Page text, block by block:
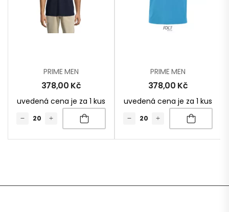
PRIME MEN
378,00 Kč
uvedená cena je za 1 kus
PRIME MEN
378,00 Kč
uvedená cena je za 1 kus